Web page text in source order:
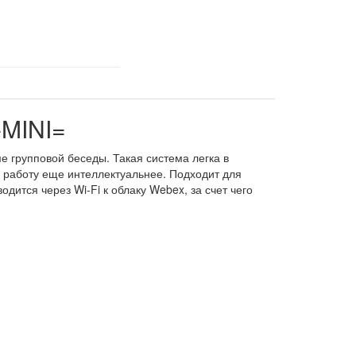
беседы. Такая система легка в
еще интеллектуальнее. Подходит для
через Wi-Fi к облаку Webex, за счет чего